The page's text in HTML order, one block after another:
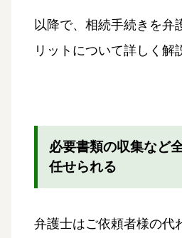
以降で、相続手続きを弁
リットについて詳しく解
必要書類の収集など
任せられる
弁護士はご依頼者様の代